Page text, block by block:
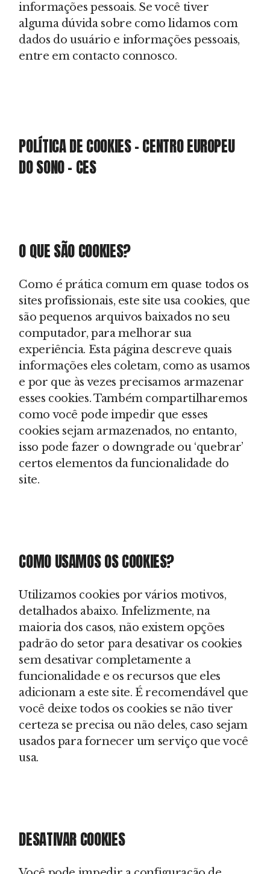
informações pessoais. Se você tiver
alguma dúvida sobre como lidamos com
dados do usuário e informações pessoais,
entre em contacto connosco.
POLÍTICA DE COOKIES – CENTRO EUROPEU
DO SONO – CES
O QUE SÃO COOKIES?
Como é prática comum em quase todos os
sites profissionais, este site usa cookies, que
são pequenos arquivos baixados no seu
computador, para melhorar sua
experiência. Esta página descreve quais
informações eles coletam, como as usamos
e por que às vezes precisamos armazenar
esses cookies. Também compartilharemos
como você pode impedir que esses
cookies sejam armazenados, no entanto,
isso pode fazer o downgrade ou ‘quebrar’
certos elementos da funcionalidade do
site.
COMO USAMOS OS COOKIES?
Utilizamos cookies por vários motivos,
detalhados abaixo. Infelizmente, na
maioria dos casos, não existem opções
padrão do setor para desativar os cookies
sem desativar completamente a
funcionalidade e os recursos que eles
adicionam a este site. É recomendável que
você deixe todos os cookies se não tiver
certeza se precisa ou não deles, caso sejam
usados para fornecer um serviço que você
usa.
DESATIVAR COOKIES